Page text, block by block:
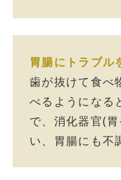
胃腸にトラブル
歯が抜けて食べ
べるようになる
で、消化器官(
い、胃腸にも不